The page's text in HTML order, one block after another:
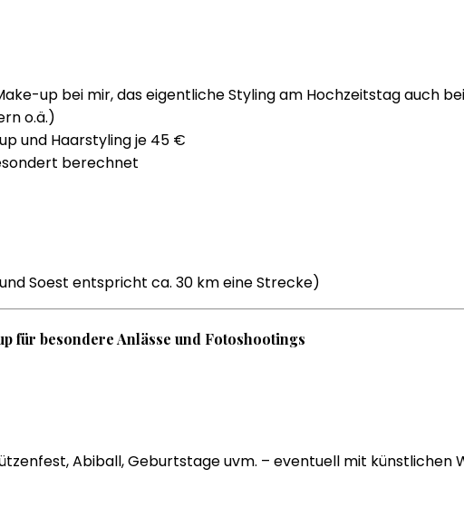
up bei mir, das eigentliche Styling am Hochzeitstag auch
o.ä.)
und Haarstyling je 45 €
berechnet
Soest entspricht ca. 30 km eine Strecke)
für besondere Anlässe und Fotoshootings
Abiball, Geburtstage uvm. – eventuell mit künstlichen